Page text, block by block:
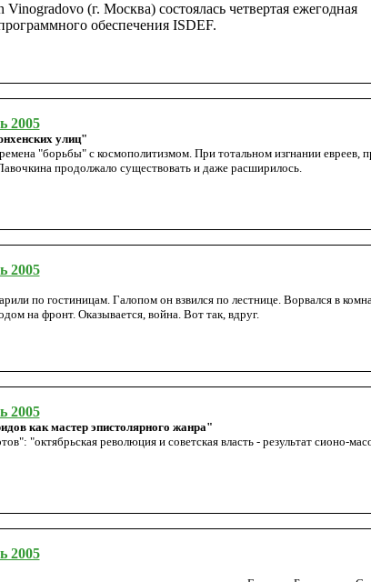
(г. Москва) состоялась четвертая ежегодная
обеспечения ISDEF.
2005
улиц"
"борьбы" с космополитизмом. При тотальном изгнании евреев,
продолжало существовать и даже расширилось.
2005
по гостиницам. Галопом он взвился по лестнице. Ворвался в
на фронт. Оказывается, война. Вот так, вдруг.
2005
как мастер эпистолярного жанра"
"октябрьская революция и советская власть - результат сионо-
2005